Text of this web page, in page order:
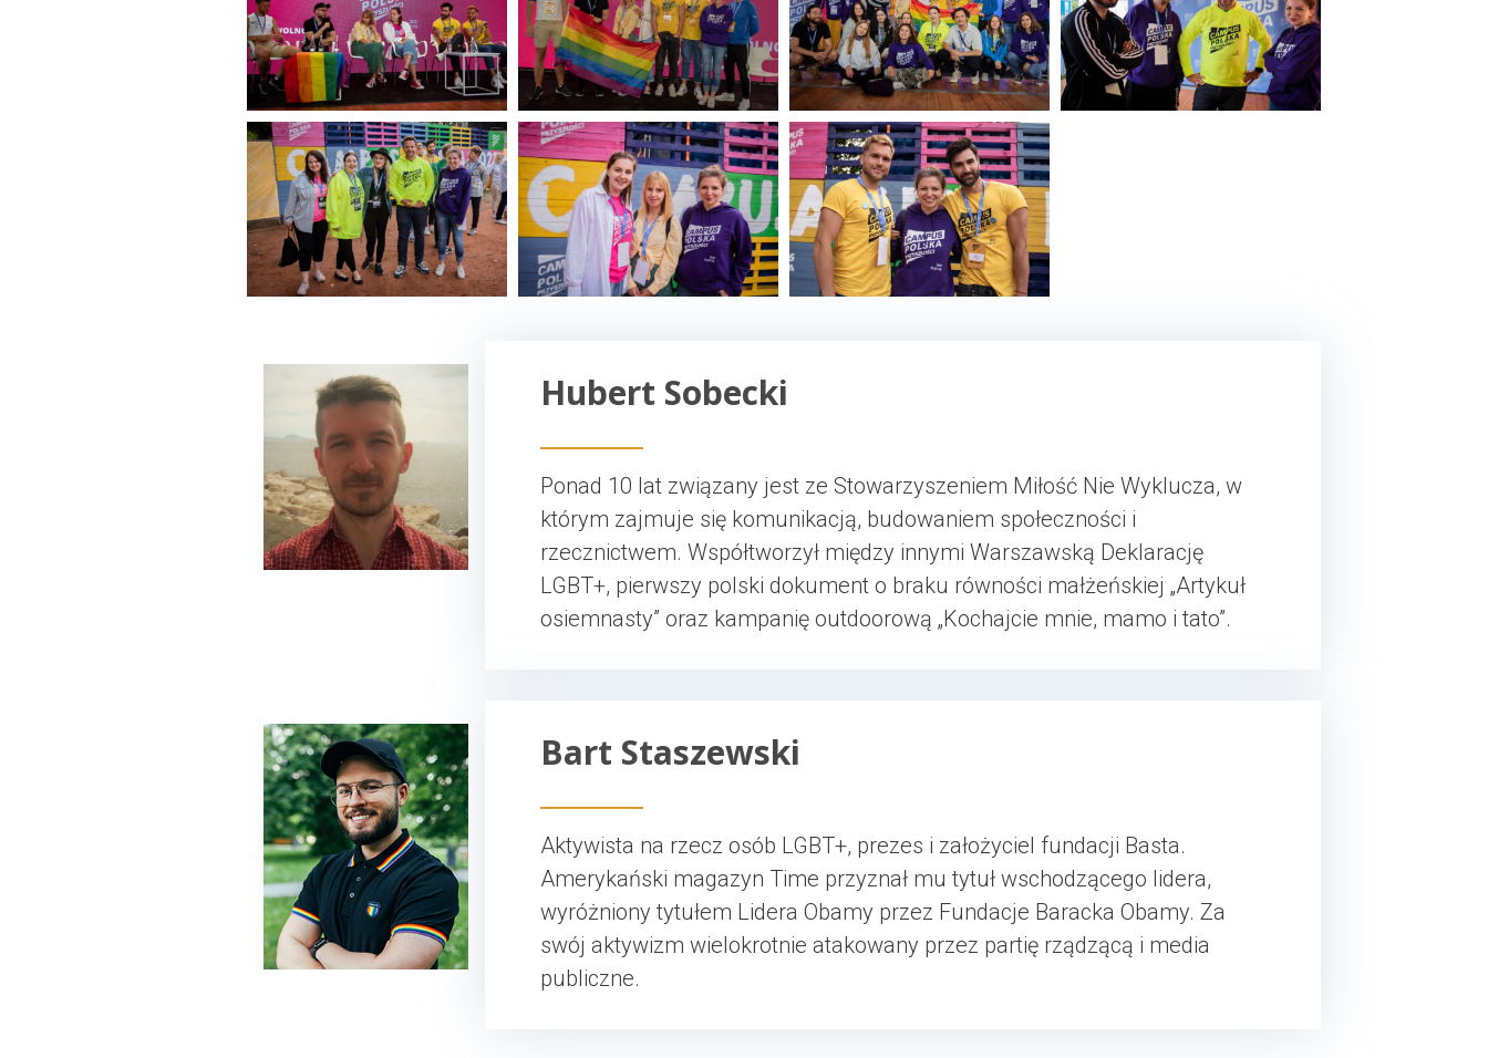
Hubert Sobecki
Ponad 10 lat związany jest ze Stowarzyszeniem Miłość Nie Wyklucza, w
którym zajmuje się komunikacją, budowaniem społeczności i
rzecznictwem. Współtworzył między innymi Warszawską Deklarację
LGBT+, pierwszy polski dokument o braku równości małżeńskiej „Artykuł
osiemnasty” oraz kampanię outdoorową „Kochajcie mnie, mamo i tato”.
Bart Staszewski
Aktywista na rzecz osób LGBT+, prezes i założyciel fundacji Basta.
Amerykański magazyn Time przyznał mu tytuł wschodzącego lidera,
wyróżniony tytułem Lidera Obamy przez Fundacje Baracka Obamy. Za
swój aktywizm wielokrotnie atakowany przez partię rządzącą i media
publiczne.